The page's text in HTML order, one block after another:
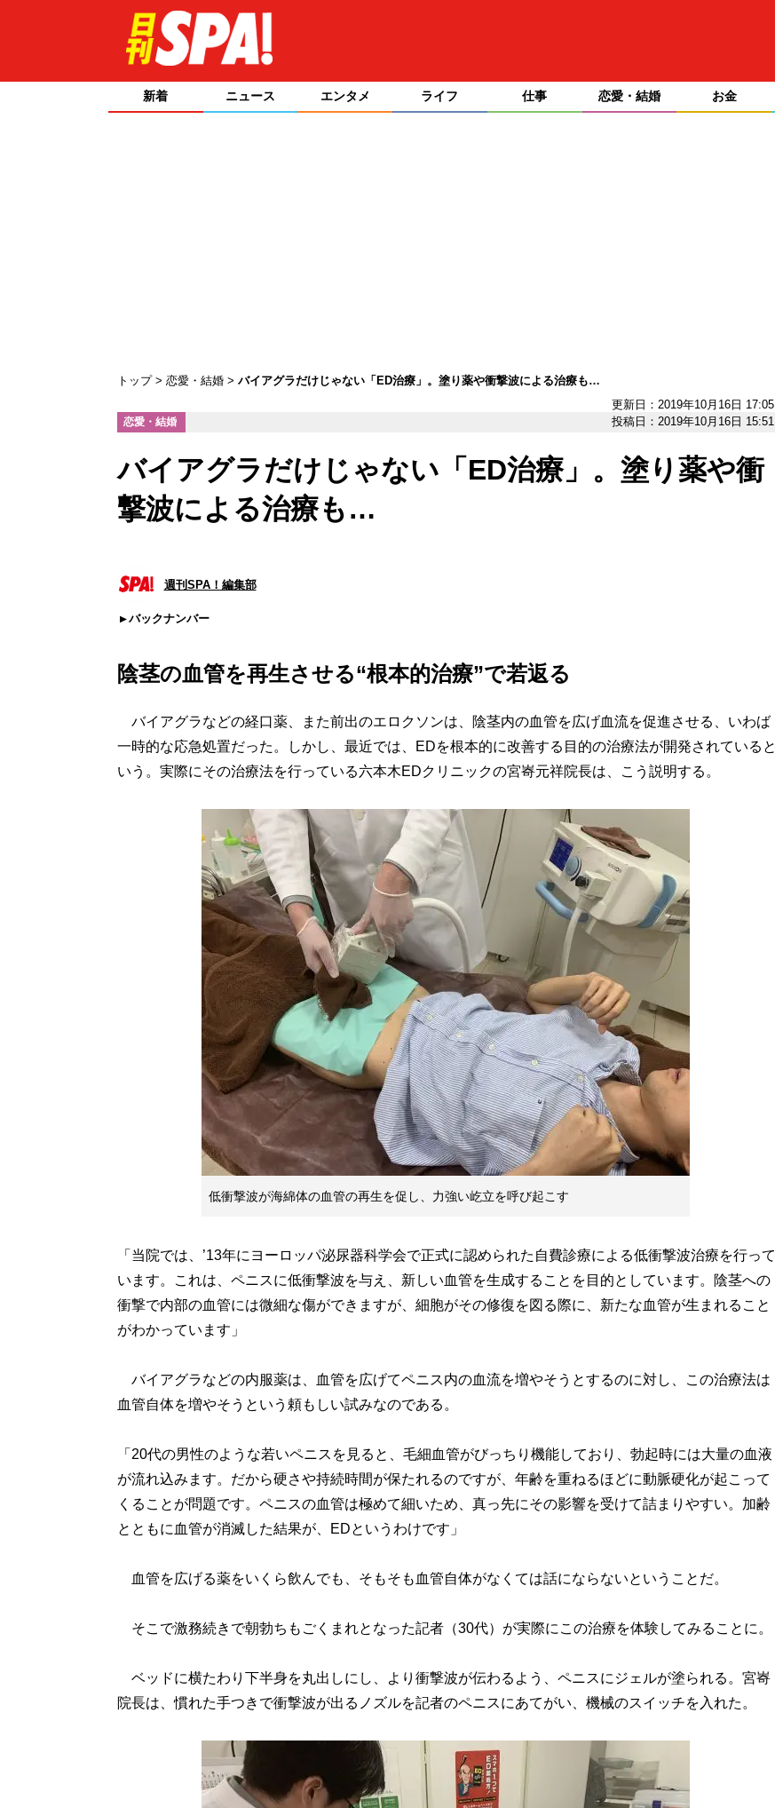
新着 ニュース エンタメ ライフ 仕事 恋愛・結婚 お金
トップ 恋愛・結婚
バイアグラだけじゃない「ED治療」。塗り薬や衝撃波による治療も…
更新日：2019年10月16日 17:05
恋愛・結婚 投稿日：2019年10月16日 15:51
バイアグラだけじゃない「ED治療」。塗り薬や衝
撃波による治療も…
週刊SPA！編集部
バックナンバー
陰茎の血管を再生させる“根本的治療”で若返る
バイアグラなどの経口薬、また前出のエロクソンは、陰茎内の血管を広げ血流を促進させる、いわば
一時的な応急処置だった。しかし、最近では、EDを根本的に改善する目的の治療法が開発されていると
いう。実際にその治療法を行っている六本木EDクリニックの宮㟢元祥院長は、こう説明する。
低衝撃波が海綿体の血管の再生を促し、力強い屹立を呼び起こす
「当院では、’13年にヨーロッパ泌尿器科学会で正式に認められた自費診療による低衝撃波治療を行って
います。これは、ペニスに低衝撃波を与え、新しい血管を生成することを目的としています。陰茎への
衝撃で内部の血管には微細な傷ができますが、細胞がその修復を図る際に、新たな血管が生まれること
がわかっています」
バイアグラなどの内服薬は、血管を広げてペニス内の血流を増やそうとするのに対し、この治療法は
血管自体を増やそうという頼もしい試みなのである。
「20代の男性のような若いペニスを見ると、毛細血管がびっちり機能しており、勃起時には大量の血液
が流れ込みます。だから硬さや持続時間が保たれるのですが、年齢を重ねるほどに動脈硬化が起こって
くることが問題です。ペニスの血管は極めて細いため、真っ先にその影響を受けて詰まりやすい。加齢
とともに血管が消滅した結果が、EDというわけです」
血管を広げる薬をいくら飲んでも、そもそも血管自体がなくては話にならないということだ。
そこで激務続きで朝勃ちもごくまれとなった記者（30代）が実際にこの治療を体験してみることに。
ベッドに横たわり下半身を丸出しにし、より衝撃波が伝わるよう、ペニスにジェルが塗られる。宮㟢
院長は、慣れた手つきで衝撃波が出るノズルを記者のペニスにあてがい、機械のスイッチを入れた。